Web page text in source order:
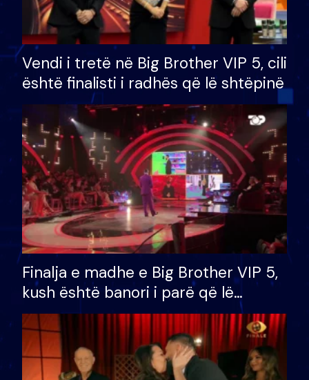
Vendi i tretë në Big Brother VIP 5, cili
është finalisti i radhës që lë shtëpinë
Finalja e madhe e Big Brother VIP 5,
kush është banori i parë që lë
shtëpinë dhe humb mundësinë për
të fituar çmimin e madh